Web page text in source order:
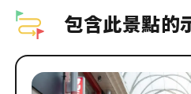
包含此景點的